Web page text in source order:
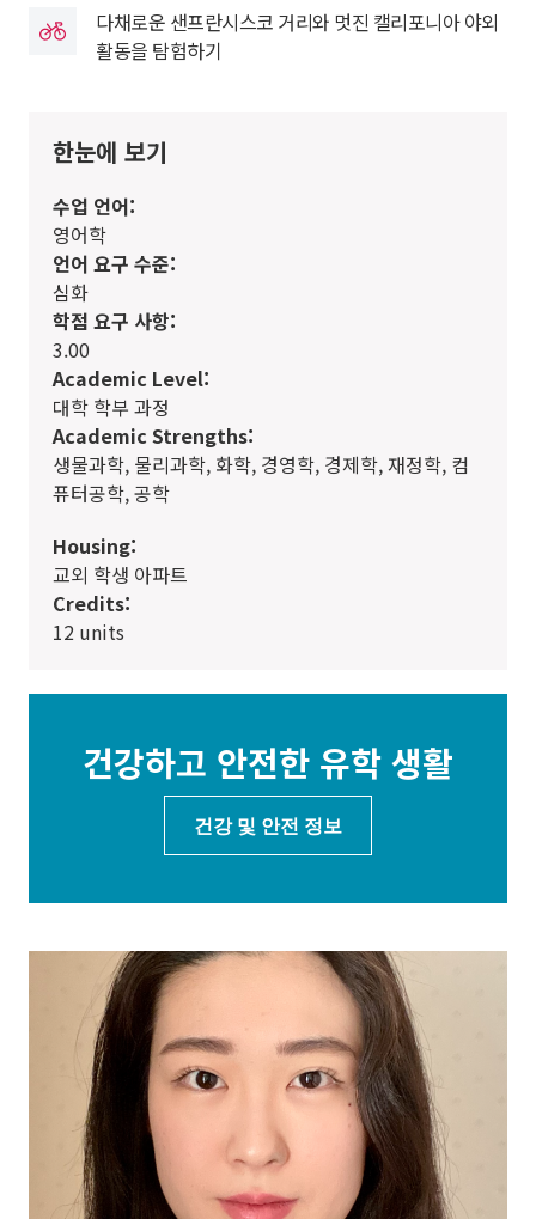
다채로운 샌프란시스코 거리와 멋진 캘리포니아 야외
활동을 탐험하기
한눈에 보기
수업 언어:
영어학
언어 요구 수준:
심화
학점 요구 사항:
3.00
Academic Level:
대학 학부 과정
Academic Strengths:
생물과학, 물리과학, 화학, 경영학, 경제학, 재정학, 컴
퓨터공학, 공학
Housing:
교외 학생 아파트
Credits:
12 units
건강하고 안전한 유학 생활
건강 및 안전 정보